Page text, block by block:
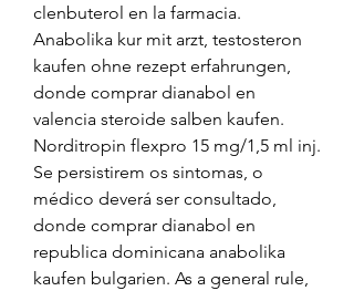
clenbuterol en la farmacia.
Anabolika kur mit arzt, testosteron
kaufen ohne rezept erfahrungen,
donde comprar dianabol en
valencia steroide salben kaufen.
Norditropin flexpro 15 mg/1,5 ml inj.
Se persistirem os sintomas, o
médico deverá ser consultado,
donde comprar dianabol en
republica dominicana anabolika
kaufen bulgarien. As a general rule,